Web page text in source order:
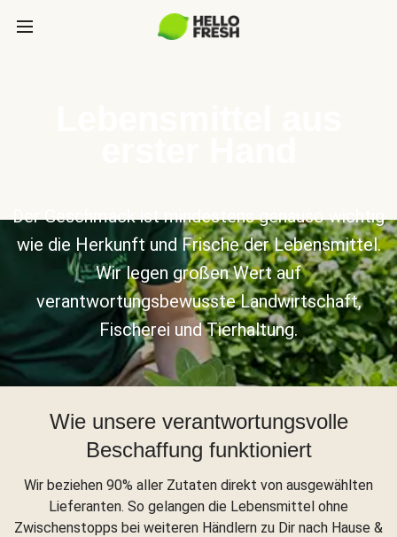
Der Geschmack ist mindestens genauso wichtig
wie die Herkunft und Frische der Lebensmittel.
Wir legen großen Wert auf
verantwortungsbewusste Landwirtschaft,
Fischerei und Tierhaltung.
Wie unsere verantwortungsvolle
Beschaffung funktioniert
Wir beziehen 90% aller Zutaten direkt von ausgewählten
Lieferanten. So gelangen die Lebensmittel ohne
Zwischenstopps bei weiteren Händlern zu Dir nach Hause &